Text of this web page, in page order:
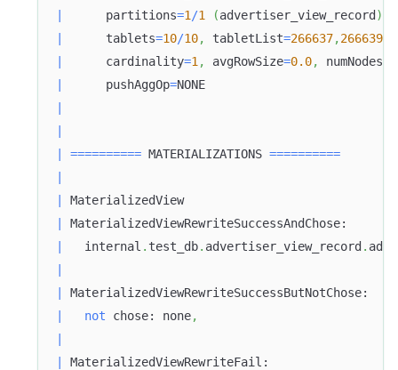
      partitions
=1 /1 (advertiser_view_record )
      tablets
=10/10, tabletList=266637,266639
      cardinality
=1 , avgRowSize=0.0, numNodes
      pushAggOp
=
========== MATERIALIZATIONS ==========
   internal
. test_db. advertiser_view_record .
not chose: none,